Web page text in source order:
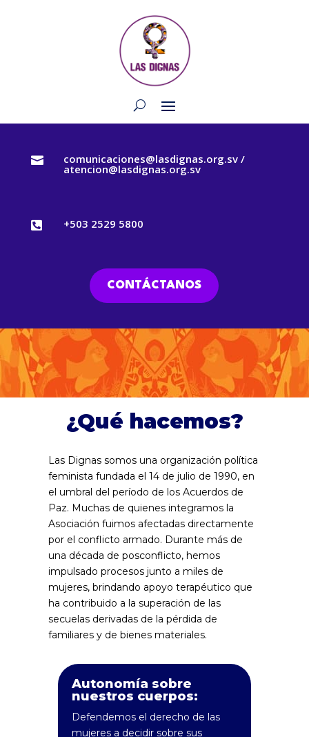
 comunicaciones@lasdignas.org.sv /
atencion@lasdignas.org.sv
 +503 2529 5800
CONTÁCTANOS
¿Qué hacemos?
Las Dignas somos una organización política
feminista fundada el 14 de julio de 1990, en
el umbral del período de los Acuerdos de
Paz. Muchas de quienes integramos la
Asociación fuimos afectadas directamente
por el conflicto armado. Durante más de
una década de posconflicto, hemos
impulsado procesos junto a miles de
mujeres, brindando apoyo terapéutico que
ha contribuido a la superación de las
secuelas derivadas de la pérdida de
familiares y de bienes materiales.
Autonomía sobre
nuestros cuerpos:
Defendemos el derecho de las
mujeres a decidir sobre sus